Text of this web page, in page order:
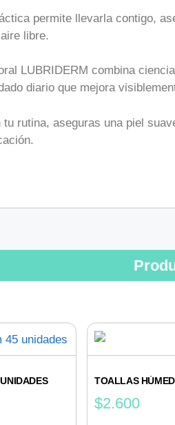
permite llevarla contigo,
libre.
LUBRIDERM combina
diario que mejora
rutina, aseguras una piel
TOALLAS
$2.600